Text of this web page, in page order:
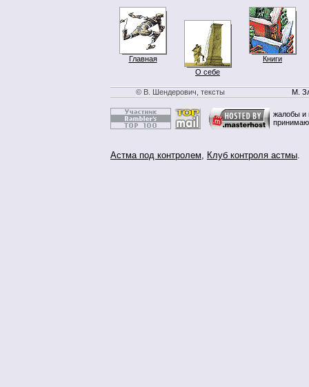
Главная
О себе
Книги
© В. Шендерович, тексты М.
жалобы и
Астма под контролем, Клуб контроля астмы.